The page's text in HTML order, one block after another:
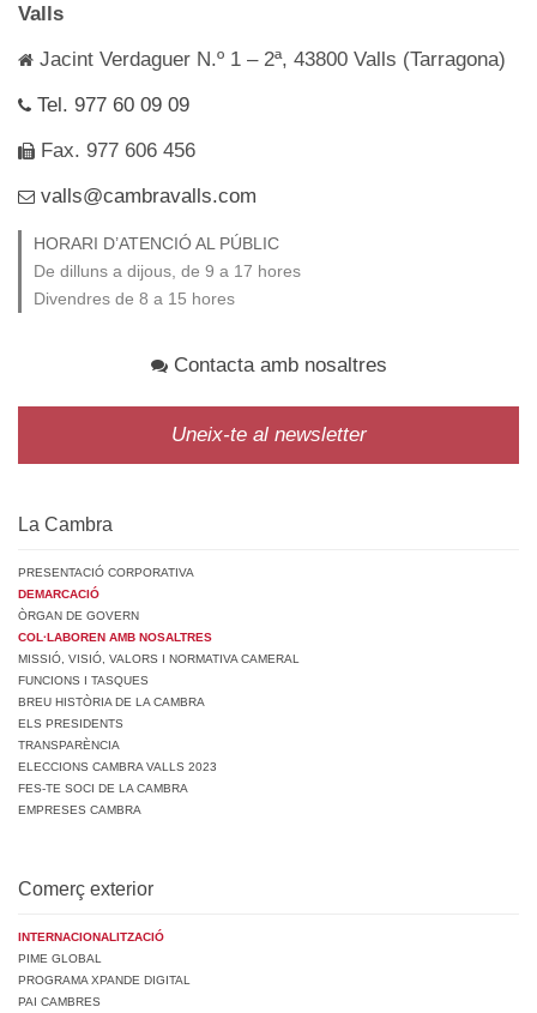
Valls
Jacint Verdaguer N.º 1 – 2ª, 43800 Valls (Tarragona)
Tel. 977 60 09 09
Fax. 977 606 456
valls@cambravalls.com
HORARI D’ATENCIÓ AL PÚBLIC
De dilluns a dijous, de 9 a 17 hores
Divendres de 8 a 15 hores
Contacta amb nosaltres
Uneix-te al newsletter
La Cambra
PRESENTACIÓ CORPORATIVA
DEMARCACIÓ
ÒRGAN DE GOVERN
COL·LABOREN AMB NOSALTRES
MISSIÓ, VISIÓ, VALORS I NORMATIVA CAMERAL
FUNCIONS I TASQUES
BREU HISTÒRIA DE LA CAMBRA
ELS PRESIDENTS
TRANSPARÈNCIA
ELECCIONS CAMBRA VALLS 2023
FES-TE SOCI DE LA CAMBRA
EMPRESES CAMBRA
Comerç exterior
INTERNACIONALITZACIÓ
PIME GLOBAL
PROGRAMA XPANDE DIGITAL
PAI CAMBRES